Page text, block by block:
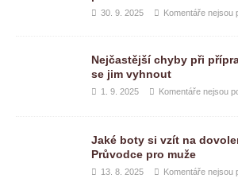
30. 9. 2025 Komentáře nejsou
Nejčastější chyby při
se jim vyhnout
1. 9. 2025 Komentáře nejsou
Jaké boty si vzít na
Průvodce pro muže
13. 8. 2025 Komentáře nejsou